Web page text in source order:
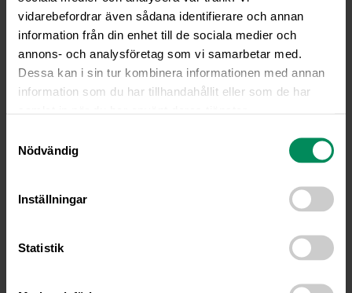
vidarebefordrar även sådana identifierare och annan
information från din enhet till de sociala medier och
annons- och analysföretag som vi samarbetar med.
Dessa kan i sin tur kombinera informationen med annan
information som du har tillhandahållit eller som de har
Nödvändig
Inställningar
Statistik
Naturligtvis går det bra att njuta av Dagens lunch inkl
dryck och sallad liksom hembakat ”gofika” på plats.
Dagens lunch kostar 125kr, inklusive sallad och dryck.
Hämtluncher kostar från 75kr.
Vid köp av 10-kort ges 20% rabatt.
fokus!
Fjällveter
inären –
Veterinär
klinik